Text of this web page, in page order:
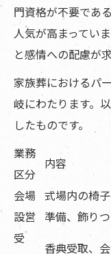
時間帯によ
給与以外の
まとめ
よくある質問
寺院概要
門資格が不要であ
人気が高まってい
と感情への配慮が
家族葬におけるパ
岐にわたります。
したものです。
業務
区分
内容
会場
設営
式場内の椅
準備、飾り
受
香典受取、